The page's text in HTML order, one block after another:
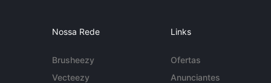
Nossa Rede
Brusheezy
Vecteezy
Links
Ofertas
Anunciantes